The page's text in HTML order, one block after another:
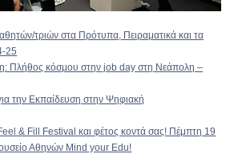
τριών στα Πρότυπα, Πειραματικά και τα
25
Πλήθος κόσμου στην job day στη Νεάπολη –
την Εκπαίδευση στην Ψηφιακή
& Fill Festival και φέτος κοντά σας! Πέμπτη 19
Αθηνών Mind your Edu!